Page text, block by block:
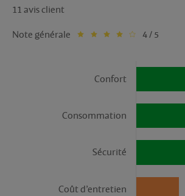
11 avis client
Note générale 4 / 5
Confort
Consommation
Sécurité
Coût d’entretien